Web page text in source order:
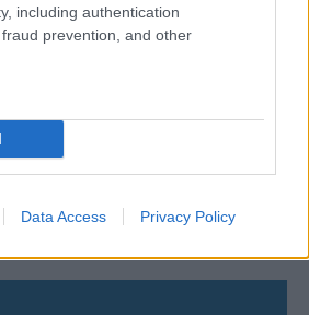
including authentication
prevention, and other
Data Access Privacy Policy
πτήσεις η Μπενφίκα του Ψάρρα
τεστ της Εθνικής στο